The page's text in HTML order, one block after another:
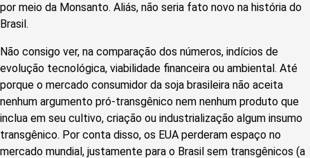
por meio da Monsanto. Aliás, não seria fato novo na história do
Brasil.
Não consigo ver, na comparação dos números, indícios de
evolução tecnológica, viabilidade financeira ou ambiental. Até
porque o mercado consumidor da soja brasileira não aceita
nenhum argumento pró-transgênico nem nenhum produto que
inclua em seu cultivo, criação ou industrialização algum insumo
transgênico. Por conta disso, os EUA perderam espaço no
mercado mundial, justamente para o Brasil sem transgênicos (a